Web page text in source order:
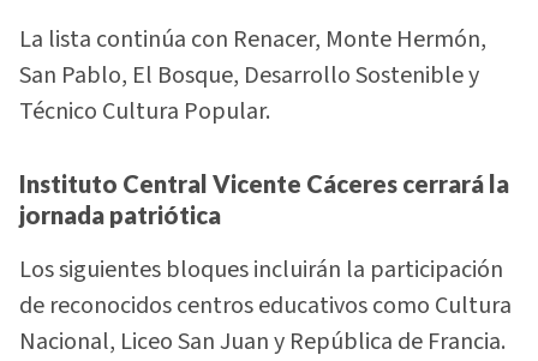
La lista continúa con Renacer, Monte Hermón,
San Pablo, El Bosque, Desarrollo Sostenible y
Técnico Cultura Popular.
Instituto Central Vicente Cáceres cerrará la
jornada patriótica
Los siguientes bloques incluirán la participación
de reconocidos centros educativos como Cultura
Nacional, Liceo San Juan y República de Francia.